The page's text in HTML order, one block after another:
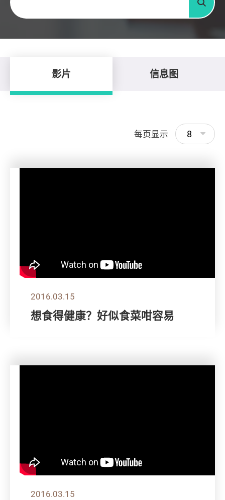
搜寻
影片 信息图
每页显示 8
2016.03.15
想食得健康？好似食菜咁容易
2016.03.15